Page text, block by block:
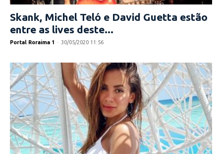
Skank, Michel Teló e David Guetta estão
entre as lives deste...
Portal Roraima 1 - 30/05/2020 11:56